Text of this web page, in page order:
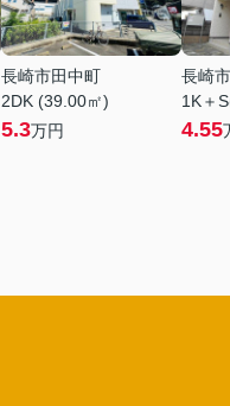
長崎市田中町
2DK (39.00㎡)
5.3万円
長崎
1K＋
4.55